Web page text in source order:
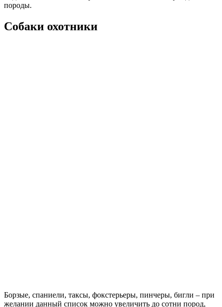
породы.
Собаки охотники
Борзые, спаниели, таксы, фокстерьеры, пинчеры, бигли – при
желании данный список можно увеличить до сотни пород,